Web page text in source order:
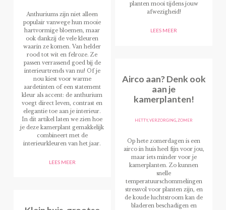
Anthuriums zijn niet alleen
populair vanwege hun mooie
hartvormige bloemen, maar
ook dankzij de vele kleuren
waarin ze komen. Van helder
rood tot wit en felroze. Ze
passen verrassend goed bij de
interieurtrends van nu! Of je
nou kiest voor warme
aardetinten of een statement
kleur als accent: de anthurium
voegt direct leven, contrast en
elegantie toe aan je interieur.
In dit artikel laten we zien hoe
je deze kamerplant gemakkelijk
combineert met de
interieurkleuren van het jaar.
LEES MEER
planten mooi tijdens jouw
afwezigheid!
LEES MEER
Airco aan? Denk ook
aan je
kamerplanten!
HETTY,VERZORGING,ZOMER
Op hete zomerdagen is een
airco in huis heel fijn voor jou,
maar iets minder voor je
kamerplanten. Zo kunnen
snelle
temperatuurschommelingen
stressvol voor planten zijn, en
de koude luchtstroom kan de
bladeren beschadigen en